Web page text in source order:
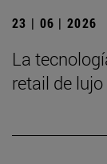
23 | 06 | 2026
La
retail de lujo